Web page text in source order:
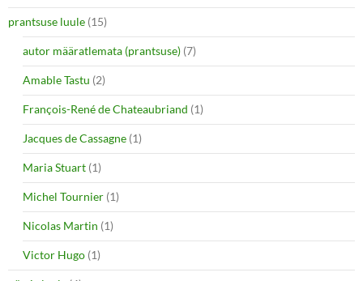
prantsuse luule (15)
autor määratlemata (prantsuse) (7)
Amable Tastu (2)
François-René de Chateaubriand (1)
Jacques de Cassagne (1)
Maria Stuart (1)
Michel Tournier (1)
Nicolas Martin (1)
Victor Hugo (1)